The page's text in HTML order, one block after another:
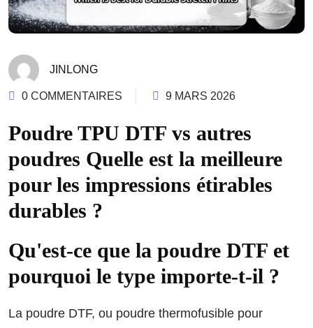
JINLONG
0 COMMENTAIRES 9 MARS 2026
Poudre TPU DTF vs autres
poudres Quelle est la meilleure
pour les impressions étirables
durables ?
Qu'est-ce que la poudre DTF et
pourquoi le type importe-t-il ?
La poudre DTF, ou poudre thermofusible pour